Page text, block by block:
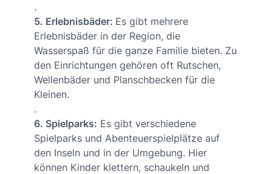
.
5. Erlebnisbäder: Es gibt mehrere
Erlebnisbäder in der Region, die
Wasserspaß für die ganze Familie bieten. Zu
den Einrichtungen gehören oft Rutschen,
Wellenbäder und Planschbecken für die
Kleinen.
.
6. Spielparks: Es gibt verschiedene
Spielparks und Abenteuerspielplätze auf
den Inseln und in der Umgebung. Hier
können Kinder klettern, schaukeln und